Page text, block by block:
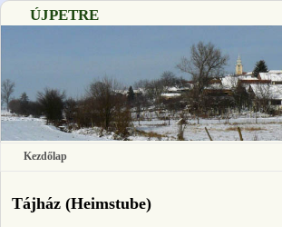
ÚJPETRE
Kezdőlap
Tájház (Heimstube)